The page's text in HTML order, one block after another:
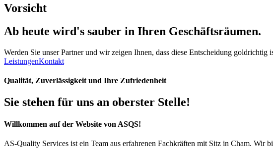
Vorsicht
Ab heute wird's sauber in Ihren Geschäftsräumen.
Werden Sie unser Partner und wir zeigen Ihnen, dass diese Entscheidung goldrichtig
LeistungenKontakt
Qualität, Zuverlässigkeit und Ihre Zufriedenheit
Sie stehen für uns an oberster Stelle!
Willkommen auf der Website von ASQS!
AS-Quality Services ist ein Team aus erfahrenen Fachkräften mit Sitz in Cham. Wir